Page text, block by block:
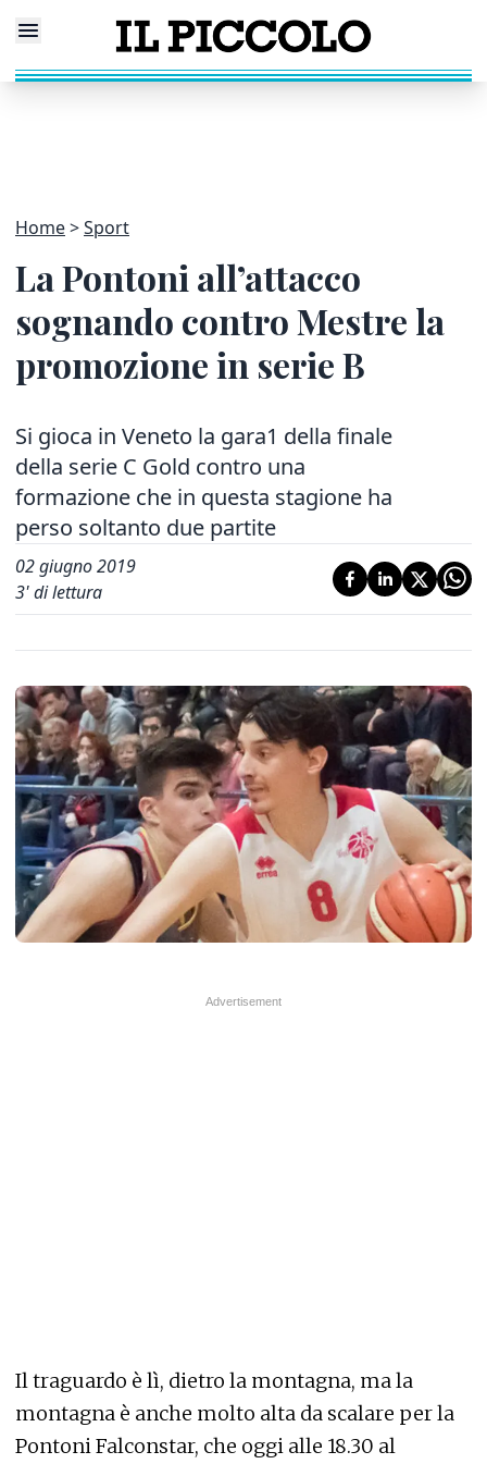
Home Sport
La Pontoni all’attacco
sognando contro Mestre la
promozione in serie B
Si gioca in Veneto la gara1 della finale
della serie C Gold contro una
formazione che in questa stagione ha
perso soltanto due partite
02 giugno 2019
3' di lettura
Il traguardo è lì, dietro la montagna, ma la
montagna è anche molto alta da scalare per la
Pontoni Falconstar, che oggi alle 18.30 al